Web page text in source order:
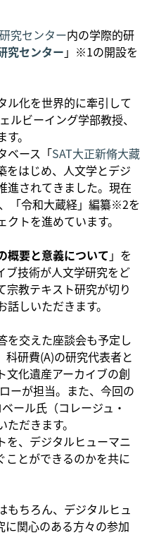
究センター内の学際的研
究センター 」※1の開設を
ル化を世界的に牽引して
ルビーイング学部教授、
。
ベース「SAT大正新脩大藏
をはじめ、人文学とデジ
進されてきました。現在
「令和大蔵経」編纂※2を
トを進めています。
概要と意義について 」を
ブ技術が人文学研究をど
宗教テキスト研究が切り
しいただきます。
を交えた座談会も予定し
研費(A)の研究代表者と
文化遺産アーカイブの創
ーが担当。また、今回の
ール氏（コレージュ・
だきます。
を、デジタルヒューマニ
ことができるのかを共に
もちろん、デジタルヒュ
に関心のある方々の参加